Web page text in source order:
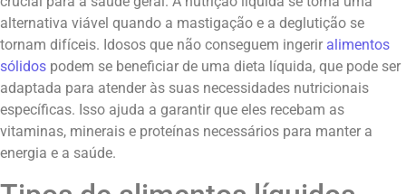
alternativa viável quando a mastigação e a deglutição se
tornam difíceis. Idosos que não conseguem ingerir alimentos
sólidos podem se beneficiar de uma dieta líquida, que pode ser
adaptada para atender às suas necessidades nutricionais
específicas. Isso ajuda a garantir que eles recebam as
vitaminas, minerais e proteínas necessários para manter a
energia e a saúde.